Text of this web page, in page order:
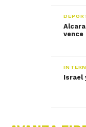
vence
Israel